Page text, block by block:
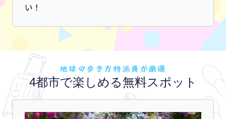
い！
地球の歩き方特派員が厳選
4都市で楽しめる無料スポット